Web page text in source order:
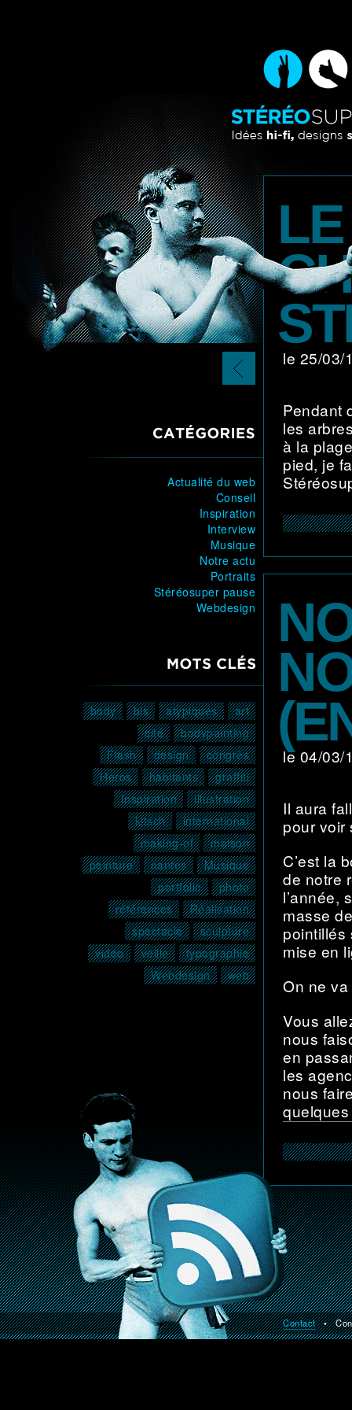
page
précédente
CATÉGORIES
Actualité du web
Conseil
Inspiration
Interview
Musique
Notre actu
Portraits
Stéréosuper pause
Webdesign
MOTS CLÉS
art
atypiques
bis
body
bodypainting
cité
congrès
design
Flash
graffiti
habitants
Héros
illustration
Inspiration
international
kitsch
maison
making-of
Musique
nantes
peinture
photo
portfolio
Réalisation
références
sculpture
spectacle
typographie
veille
vidéo
web
Webdesign
le 25/
Pendant
les
à la
pied, je
le 04/
Il aura
pour
C’est la
de notre
l’année,
masse
pointillés
mise en
On ne
Vous
nous
en
les
nous
Contact•